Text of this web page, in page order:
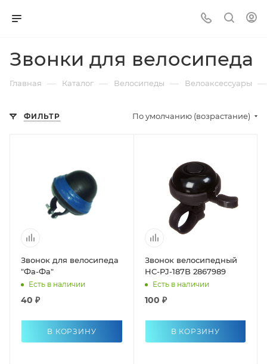
Звонки для велосипеда
Главная — Каталог — Велосипеды — Велоаксессуары —
ФИЛЬТР По умолчанию (возрастание)
Звонок для велосипеда
"Фа-Фа"
Есть в наличии
40 ₽
В КОРЗИНУ
Звонок велосипедный
HC-PJ-187B 2867989
Есть в наличии
100 ₽
В КОРЗИНУ